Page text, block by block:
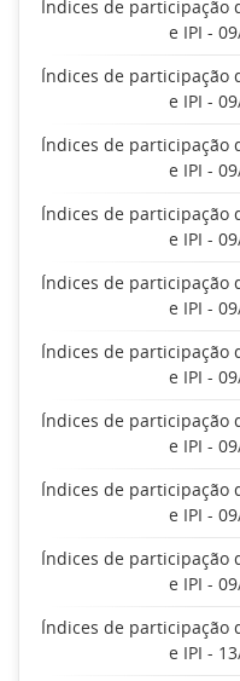
Índices de participação
e IPI -
Índices de participação
e IPI -
Índices de participação
e IPI -
Índices de participação
e IPI -
Índices de participação
e IPI -
Índices de participação
e IPI -
Índices de participação
e IPI -
Índices de participação
e IPI -
Índices de participação
e IPI -
Índices de participação
e IPI -